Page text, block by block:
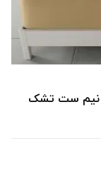
کشدار براش گلدوزی شده 120×200 | نیم ست تشک